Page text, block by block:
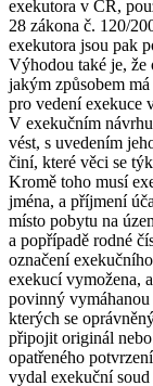
exekutora v ČR,
28 zákona č. 120/
exekutora jsou pak
Výhodou také je, že
jakým způsobem
pro vedení exekuce
V exekučním
vést, s uvedením
činí, které věci se
Kromě toho musí
jména, a příjmení
místo pobytu na
a popřípadě rodné
označení
exekucí vymožena,
povinný
kterých se
připojit originál
opatřeného
vydal exekuční